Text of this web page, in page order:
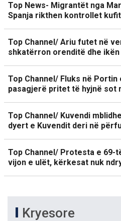
Top News- Migrantët nga
Spanja rikthen kontrollet
Top Channel/ Ariu futet në
shkatërron orenditë dhe ikën
Top Channel/ Fluks në Portin
pasagjerë pritet të hyjnë sot
Top Channel/ Kuvendi
dyert e Kuvendit deri në
Top Channel/ Protesta e 69-
vijon e ulët, kërkesat nuk
Kryesore